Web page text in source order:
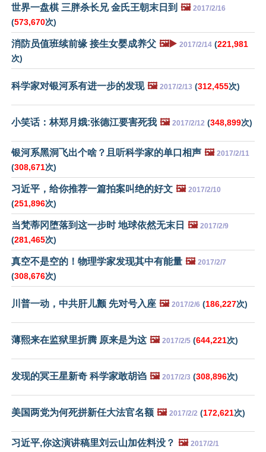
世界一盘棋 三胖杀长兄 金氏王朝末日到 🖼️ 2017/2/16
(573,670次)
消防员值班续前缘 接生女婴成养父 🖼️▶️ 2017/2/14 (221,981
次)
科学家对银河系有进一步的发现 🖼️ 2017/2/13 (312,455次)
小笑话：林郑月娥:张德江要害死我 🖼️ 2017/2/12 (348,899次)
银河系黑洞飞出个啥？且听科学家的单口相声 🖼️ 2017/2/11
(308,671次)
习近平，给你推荐一篇拍案叫绝的好文 🖼️ 2017/2/10
(251,896次)
当梵蒂冈堕落到这一步时 地球依然无末日 🖼️ 2017/2/9
(281,465次)
真空不是空的！物理学家发现其中有能量 🖼️ 2017/2/7
(308,676次)
川普一动，中共肝儿颤 先对号入座 🖼️ 2017/2/6 (186,227次)
薄熙来在监狱里折腾 原来是为这 🖼️ 2017/2/5 (644,221次)
发现的冥王星新奇 科学家敢胡诌 🖼️ 2017/2/3 (308,896次)
美国两党为何死拼新任大法官名额 🖼️ 2017/2/2 (172,621次)
习近平,你这演讲稿里刘云山加佐料没？ 🖼️ 2017/2/1